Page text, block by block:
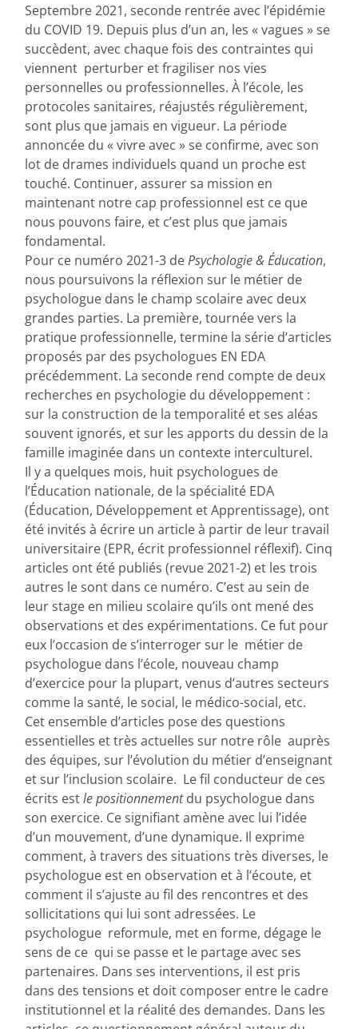
Septembre 2021, seconde rentrée avec l’épidémie
du COVID 19. Depuis plus d’un an, les « vagues » se
succèdent, avec chaque fois des contraintes qui
viennent perturber et fragiliser nos vies
personnelles ou professionnelles. À l’école, les
protocoles sanitaires, réajustés régulièrement,
sont plus que jamais en vigueur. La période
annoncée du « vivre avec » se confirme, avec son
lot de drames individuels quand un proche est
touché. Continuer, assurer sa mission en
maintenant notre cap professionnel est ce que
nous pouvons faire, et c’est plus que jamais
fondamental.
Pour ce numéro 2021-3 dePsychologie & Éducation,
nous poursuivons la réflexion sur le métier de
psychologue dans le champ scolaire avec deux
grandes parties. La première, tournée vers la
pratique professionnelle, termine la série d’articles
proposés par des psychologues EN EDA
précédemment. La seconde rend compte de deux
recherches en psychologie du développement :
sur la construction de la temporalité et ses aléas
souvent ignorés, et sur les apports du dessin de la
famille imaginée dans un contexte interculturel.
Il y a quelques mois, huit psychologues de
l’Éducation nationale, de la spécialité EDA
(Éducation, Développement et Apprentissage), ont
été invités à écrire un article à partir de leur travail
universitaire (EPR, écrit professionnel réflexif). Cinq
articles ont été publiés (revue 2021-2) et les trois
autres le sont dans ce numéro. C’est au sein de
leur stage en milieu scolaire qu’ils ont mené des
observations et des expérimentations. Ce fut pour
eux l’occasion de s’interroger sur le métier de
psychologue dans l’école, nouveau champ
d’exercice pour la plupart, venus d’autres secteurs
comme la santé, le social, le médico-social, etc.
Cet ensemble d’articles pose des questions
essentielles et très actuelles sur notre rôle auprès
des équipes, sur l’évolution du métier d’enseignant
et sur l’inclusion scolaire. Le fil conducteur de ces
écrits estle positionnementdu psychologue dans
son exercice. Ce signifiant amène avec lui l’idée
d’un mouvement, d’une dynamique. Il exprime
comment, à travers des situations très diverses, le
psychologue est en observation et à l’écoute, et
comment il s’ajuste au fil des rencontres et des
sollicitations qui lui sont adressées. Le
psychologue reformule, met en forme, dégage le
sens de ce qui se passe et le partage avec ses
partenaires. Dans ses interventions, il est pris
dans des tensions et doit composer entre le cadre
institutionnel et la réalité des demandes. Dans les